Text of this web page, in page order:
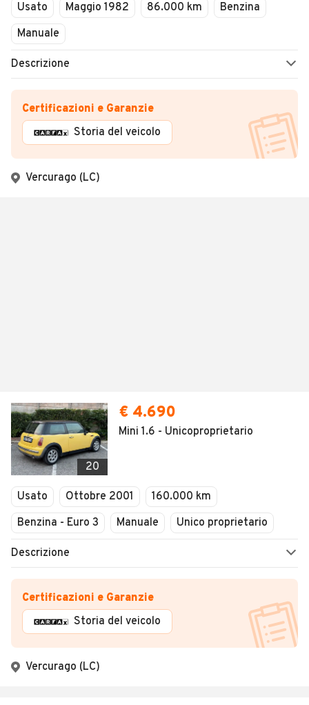
Usato Maggio 1982 86.000 km
Benzina
Manuale
Descrizione
Certificazioni e Garanzie
Storia del veicolo
Vercurago (LC)
20
€ 4.690
Mini 1.6 - Unicoproprietario
Usato Ottobre 2001
160.000 km
Benzina - Euro 3
Manuale Unico proprietario
Descrizione
Certificazioni e Garanzie
Storia del veicolo
Vercurago (LC)